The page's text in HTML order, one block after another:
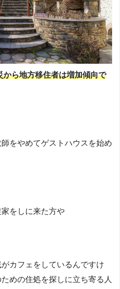
ら地方移住者は増加傾向で
をやめてゲストハウスを始め
をしに来た方や
カフェをしているんですけ
めの住処を探しに立ち寄る人